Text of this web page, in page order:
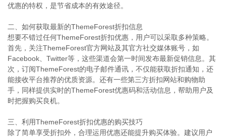
优惠的特权，是节省成本的有效途径。
二、如何获取最新的ThemeForest折扣信息
想要不错过任何ThemeForest折扣优惠，用户可以采取多种策略。
首先，关注ThemeForest官方网站及其官方社交媒体账号，如
Facebook、Twitter等，这些渠道会第一时间发布最新促销信息。其
次，订阅ThemeForest的电子邮件通讯，不仅能获取折扣通知，还
能接收平台推荐的优质资源。还有一些第三方折扣网站和购物助
手，同样提供实时的ThemeForest优惠码和活动信息，帮助用户及
时把握购买良机。
三、利用ThemeForest折扣优惠的购买技巧
除了简单享受折扣外，合理运用优惠还能提升购买体验。建议用户